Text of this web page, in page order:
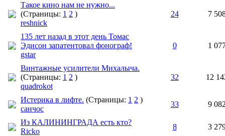
Такое кино нам не нужно...
(Страницы: 1 2 )
reshnick
24 7
135 лет назад в этот день Томас
Эдисон запатентовал фонограф!
gstar
0 1
Винтажные усилители Михалыча.
(Страницы: 1 2 )
quadrokot
32 12
Истерика в лифте. (Страницы: 1 2 )
санчос
33 9
Из КАЛИНИНГРАДА есть кто?
Ricko
8 3